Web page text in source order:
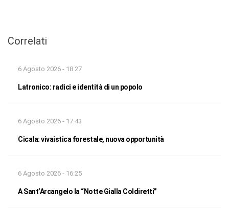
Correlati
6 Agosto 2026 - 18:27
Latronico: radici e identità di un popolo
6 Agosto 2026 - 17:43
Cicala: vivaistica forestale, nuova opportunità
6 Agosto 2026 - 16:25
A Sant’Arcangelo la “Notte Gialla Coldiretti”